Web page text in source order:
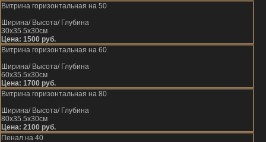
Витрина горизонтальная на 50
Ширина/ Высота/ Глубина
30х35.5х30см
Цена: 1500 руб.
Витрина горизонтальная на 60
Ширина/ Высота/ Глубина
60х35.5х30см
Цена: 1700 руб.
Витрина горизонтальная на 80
Ширина/ Высота/ Глубина
80х35.5х30см
Цена: 2100 руб.
Пенал на 40